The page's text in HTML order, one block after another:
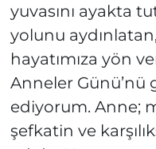
yuvasını ayakta
yolunu
hayatımıza yön
Anneler
ediyorum. Anne;
şefkatin ve